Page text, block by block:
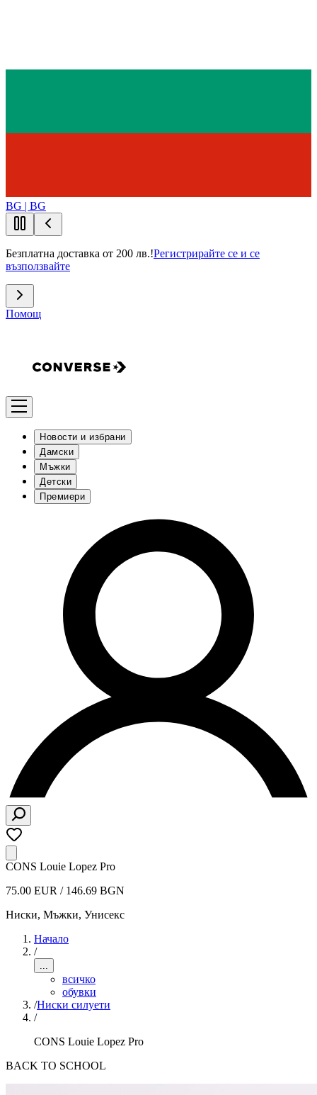
BG | BG
Безплатна доставка от 200 лв.!Регистрирайте се и се
възползвайте
Помощ
Новости и избрани
Дамски
Мъжки
Детски
Премиери
CONS Louie Lopez Pro
75.00 EUR / 146.69 BGN
Ниски, Мъжки, Унисекс
Начало
/
...
всичко
обувки
/Ниски силуети
/
CONS Louie Lopez Pro
BACK TO SCHOOL